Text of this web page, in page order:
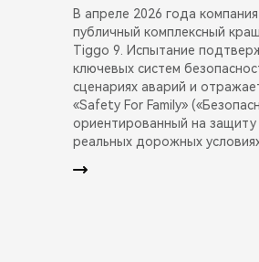
В апреле 2026 года
публичный комплексный
Tiggo 9. Испытание
ключевых систем
сценариях аварий и
«Safety For Family»
ориентированный на
реальных дорожных